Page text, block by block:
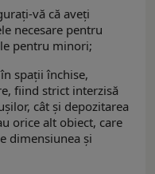
vă că aveți
necesare pentru
pentru minori;
spații închise,
fiind strict interzisă
cât și depozitarea
orice alt obiect, care
dimensiunea și